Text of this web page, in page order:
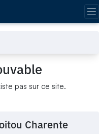
pas sur ce site.
Charente